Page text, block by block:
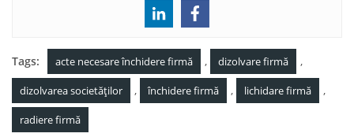
Tags: acte necesare închidere firmă , dizolvare firmă ,
dizolvarea societăților , închidere firmă , lichidare firmă ,
radiere firmă